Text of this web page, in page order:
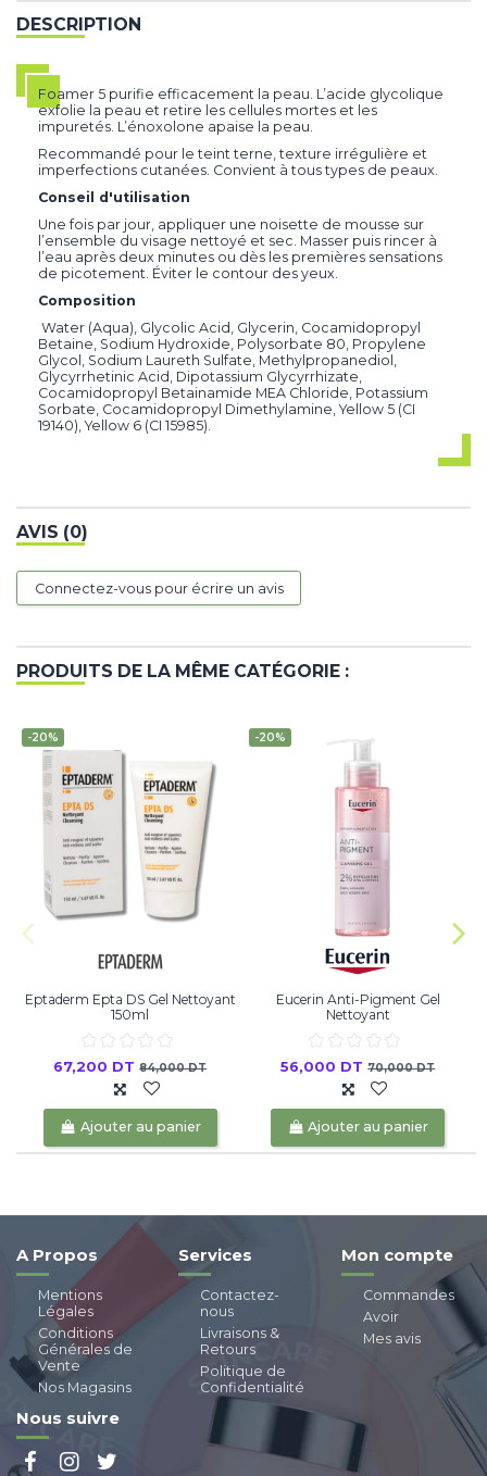
DESCRIPTION
Foamer 5 purifie efficacement la peau. L’acide glycolique
exfolie la peau et retire les cellules mortes et les
impuretés. L’énoxolone apaise la peau.
Recommandé pour le teint terne, texture irrégulière et
imperfections cutanées. Convient à tous types de peaux.
Conseil d'utilisation
Une fois par jour, appliquer une noisette de mousse sur
l’ensemble du visage nettoyé et sec. Masser puis rincer à
l’eau après deux minutes ou dès les premières sensations
de picotement. Éviter le contour des yeux.
Composition
Water (Aqua), Glycolic Acid, Glycerin, Cocamidopropyl
Betaine, Sodium Hydroxide, Polysorbate 80, Propylene
Glycol, Sodium Laureth Sulfate, Methylpropanediol,
Glycyrrhetinic Acid, Dipotassium Glycyrrhizate,
Cocamidopropyl Betainamide MEA Chloride, Potassium
Sorbate, Cocamidopropyl Dimethylamine, Yellow 5 (CI
19140), Yellow 6 (CI 15985).
AVIS (0)
Connectez-vous pour écrire un avis
PRODUITS DE LA MÊME CATÉGORIE :
-20%
Eptaderm Epta DS Gel Nettoyant
150ml
67,200 DT84,000 DT
Ajouter au panier
-20%
Eucerin Anti-Pigment Gel
Nettoyant
56,000 DT70,000 DT
Ajouter au panier
A Propos
Mentions
Légales
Conditions
Générales de
Vente
Nos Magasins
Services
Contactez-
nous
Livraisons &
Retours
Politique de
Confidentialité
Mon compte
Commandes
Avoir
Mes avis
Nous suivre